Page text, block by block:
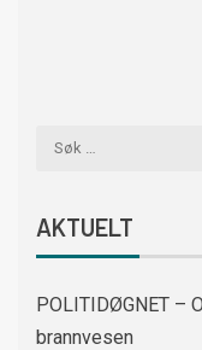
AKTUELT
POLITIDØGNET –
brannvesen